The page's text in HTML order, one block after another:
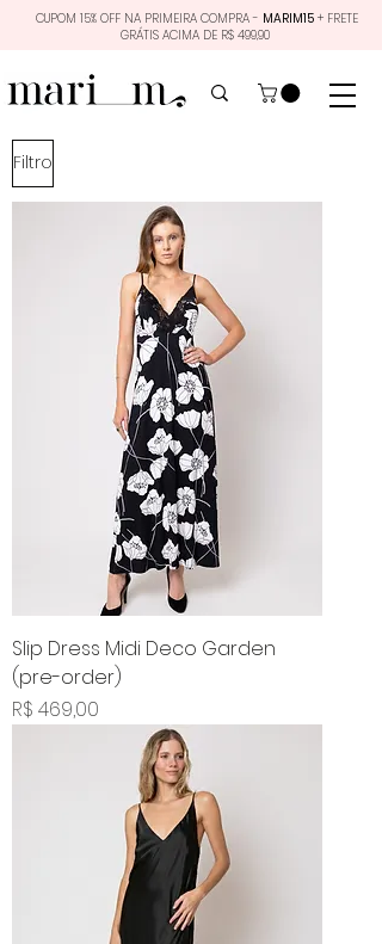
CUPOM 15% OFF NA PRIMEIRA COMPRA - MARIM15+ FRETE
GRÁTIS ACIMA DE R$ 499,90
Filtro
Slip Dress Midi Deco Garden
(pre-order)
Preço
R$ 469,00